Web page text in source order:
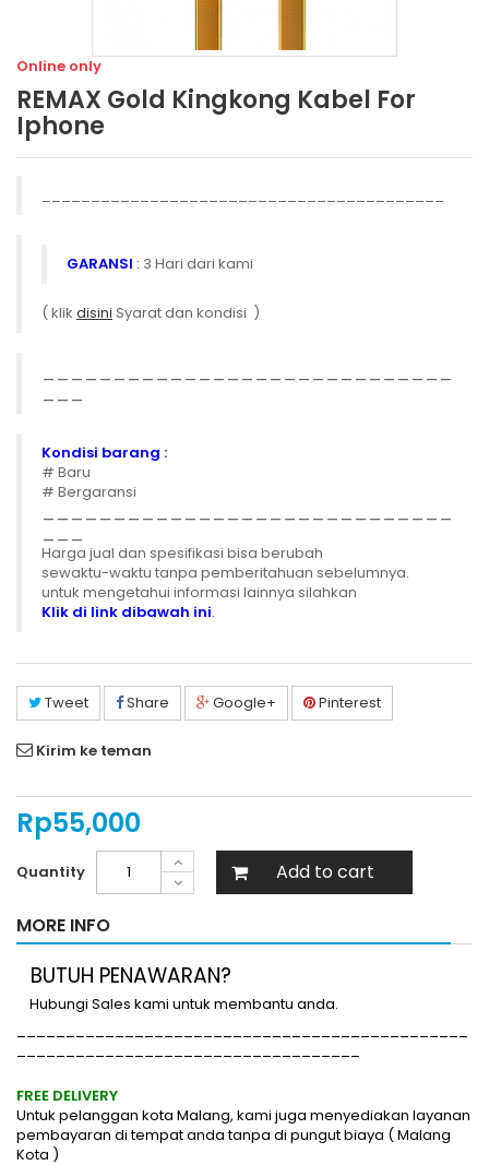
Online only
REMAX Gold Kingkong Kabel For
Iphone
GARANSI : 3 Hari dari kami
( klik disini Syarat dan kondisi )
Kondisi barang :
# Baru
# Bergaransi
Harga jual dan spesifikasi bisa berubah
sewaktu-waktu tanpa pemberitahuan sebelumnya.
untuk mengetahui informasi lainnya silahkan
Klik di link dibawah ini.
Tweet Share Google+ Pinterest
Kirim ke teman
Rp‎55,000
Quantity Add to cart
MORE INFO
BUTUH PENAWARAN?
Hubungi Sales kami untuk membantu anda.
FREE DELIVERY
Untuk pelanggan kota Malang, kami juga menyediakan layanan
pembayaran di tempat anda tanpa di pungut biaya ( Malang
Kota )